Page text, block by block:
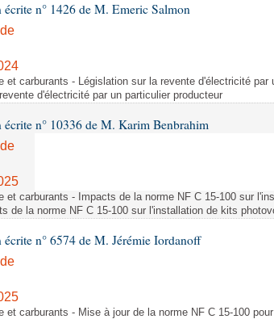
écrite n° 1426 de M. Emeric Salmon
et carburants - Législation sur la revente d'électricité par
d'électricité par un particulier producteur
écrite n° 10336 de M. Karim Benbrahim
et carburants - Impacts de la norme NF C 15-100 sur
de la norme NF C 15-100 sur l'installation de kits
écrite n° 6574 de M. Jérémie Iordanoff
et carburants - Mise à jour de la norme NF C 15-100